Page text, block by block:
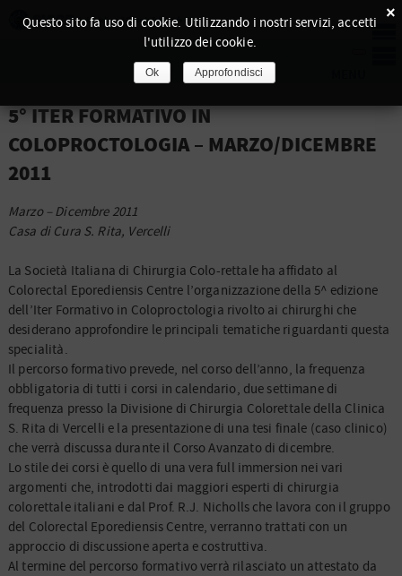
5° ITER FORMATIVO IN
COLOPROCTOLOGIA – MARZO/DICEMBRE
2011
Marzo – Dicembre 2011
Casa di Cura S. Rita, Vercelli
La Società Italiana di Chirurgia Colo-rettale ha affidato al
Colorectal Eporediensis Centre l’organizzazione della 5^ edizione
dell’Iter Formativo in Coloproctologia rivolto ai chirurghi che
desiderano approfondire le principali tematiche riguardanti questa
specialità.
Il percorso formativo prevede, nel corso dell’anno, la frequenza
obbligatoria di tutti i corsi in calendario, due settimane di
frequenza presso la Divisione di Chirurgia Colorettale della Clinica
S. Rita di Vercelli e la presentazione di una tesi finale (caso clinico)
che verrà discussa durante il Corso Avanzato di dicembre.
Lo stile dei corsi è quello di una vera full immersion nei vari
argomenti che, introdotti dai maggiori esperti di chirurgia
colorettale italiani e dal Prof. R.J. Nicholls che lavora con il gruppo
del Colorectal Eporediensis Centre, verranno trattati con un
approccio di discussione aperta e costruttiva.
Al termine del percorso formativo verrà rilasciato un attestato da
×
Questo sito fa uso di cookie. Utilizzando i nostri servizi, accetti
l'utilizzo dei cookie.
Ok Approfondisci